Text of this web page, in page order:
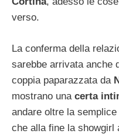
verso.
La conferma della
sarebbe arrivata anche
coppia paparazzata da
mostrano una certa
andare oltre la
che alla fine la showgirl